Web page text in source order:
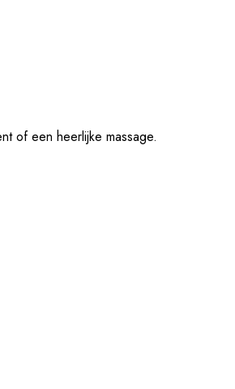
of een heerlijke massage.